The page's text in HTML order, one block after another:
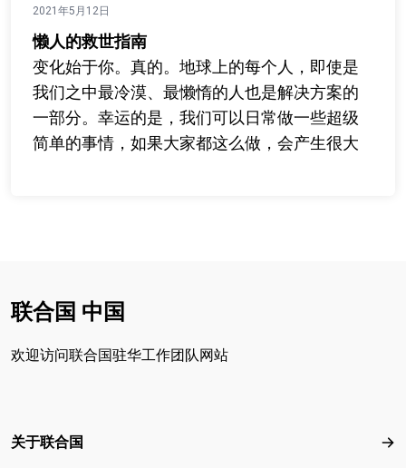
2021年5月12日
懒人的救世指南
变化始于你。真的。地球上的每个人，即使是
我们之中最冷漠、最懒惰的人也是解决方案的
一部分。幸运的是，我们可以日常做一些超级
简单的事情，如果大家都这么做，会产生很大
联合国 中国
欢迎访问联合国驻华工作团队网站
Footer menu
关于联合国 关